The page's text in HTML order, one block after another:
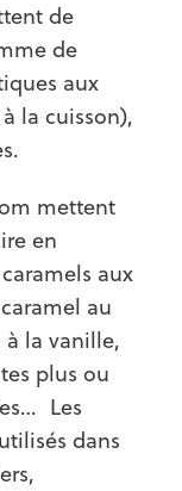
de
de
aux
la cuisson),
mettent
en
aux
au
à la vanille,
plus ou
Les
dans